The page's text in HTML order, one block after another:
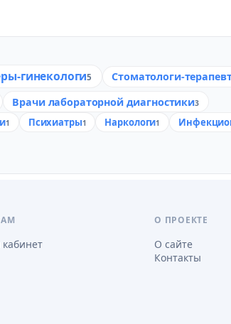
гинекологи5 Стоматологи-
Врачи лабораторной диагностики3
1 Психиатры1 Наркологи1
О ПРОЕКТЕ
О сайте
Контакты